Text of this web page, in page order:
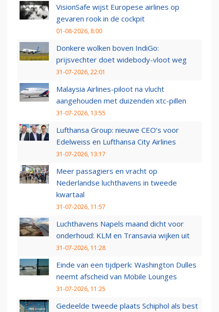
VisionSafe wijst Europese airlines op
gevaren rook in de cockpit
01-08-2026, 8:00
Donkere wolken boven IndiGo:
prijsvechter doet widebody-vloot weg
31-07-2026, 22:01
Malaysia Airlines-piloot na vlucht
aangehouden met duizenden xtc-pillen
31-07-2026, 13:55
Lufthansa Group: nieuwe CEO’s voor
Edelweiss en Lufthansa City Airlines
31-07-2026, 13:17
Meer passagiers en vracht op
Nederlandse luchthavens in tweede
kwartaal
31-07-2026, 11:57
Luchthavens Napels maand dicht voor
onderhoud: KLM en Transavia wijken uit
31-07-2026, 11:28
Einde van een tijdperk: Washington Dulles
neemt afscheid van Mobile Lounges
31-07-2026, 11:25
Gedeelde tweede plaats Schiphol als best